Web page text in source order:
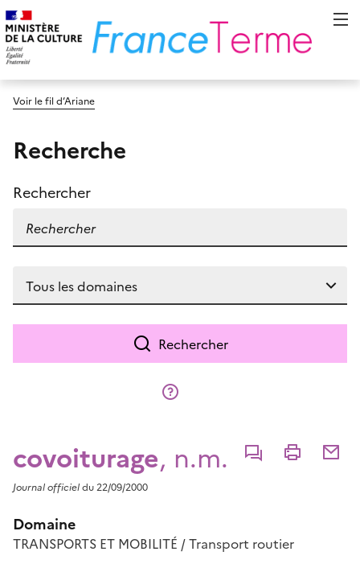
Voir le fil d’Ariane
Recherche
Rechercher
Rechercher
covoiturage, n.m. CommenterImprimer
Journal officieldu 22/09/2000
Domaine
TRANSPORTS ET MOBILITÉ / Transport routier